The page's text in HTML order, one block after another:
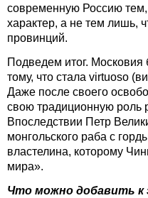
современную Россию
характер, а не тем лишь,
провинций.
Подведем итог. Московия
тому, что стала virtuoso
Даже после своего
свою традиционную роль
Впоследствии Петр
монгольского раба с
властелина, которому
мира».
Что можно добавить к